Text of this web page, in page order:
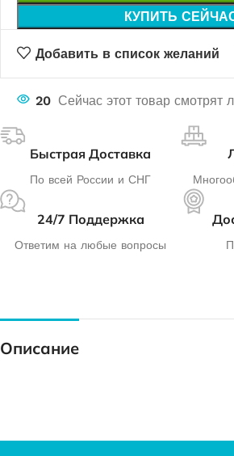
КУПИТЬ
Добавить в список желаний
20 Сейчас этот товар смотрят
Быстрая Доставка
По всей России и СНГ
24/7 Поддержка
Ответим на любые вопросы
Описание